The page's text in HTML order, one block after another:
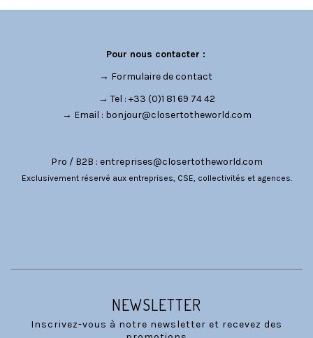
Pour nous contacter :
→ Formulaire de contact
→ Tel : +33 (0)1 81 69 74 42
→ Email : bonjour@closertotheworld.com
Pro / B2B : entreprises@closertotheworld.com
Exclusivement réservé aux entreprises, CSE, collectivités et agences.
NEWSLETTER
Inscrivez-vous à notre newsletter et recevez des